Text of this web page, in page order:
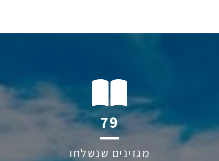
116
מגזינים שנשלחו